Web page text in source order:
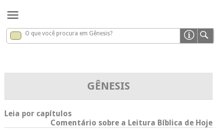
Gênesis x
O que você procura em Gênesis?
GÊNESIS
Leia por capítulos
Comentário sobre a Leitura Bíblica de Hoje